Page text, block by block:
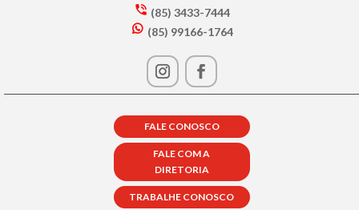
s
o
n
in
ic
o
(85) 3433-7444
p
ic
(85) 99166-1764
FALE CONOSCO
FALE COM A
DIRETORIA
TRABALHE CONOSCO